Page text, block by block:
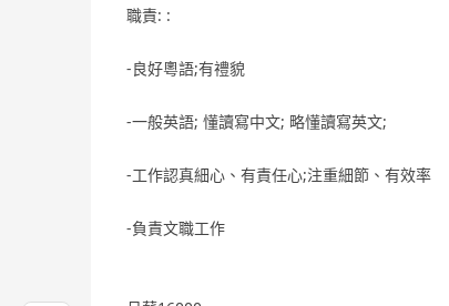
職責: :
-良好粵語;有禮貌
-一般英語; 懂讀寫中文; 略懂讀寫英文;
-工作認真細心、有責任心;注重細節、有效率
-負責文職工作